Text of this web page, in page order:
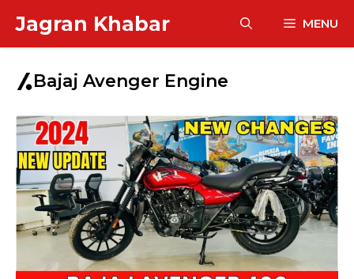
content
Jagran Khabar MENU
Bajaj Avenger Engine